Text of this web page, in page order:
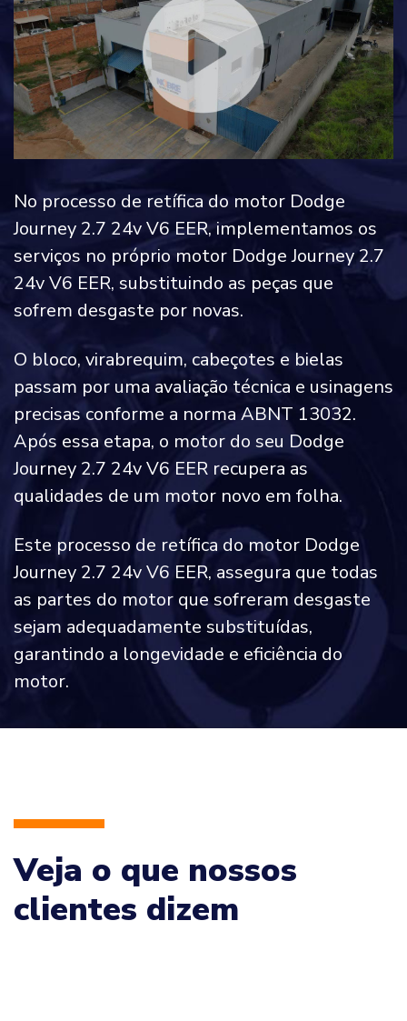
No processo de retífica do motor Dodge
Journey 2.7 24v V6 EER, implementamos os
serviços no próprio motor Dodge Journey 2.7
24v V6 EER, substituindo as peças que
sofrem desgaste por novas.
O bloco, virabrequim, cabeçotes e bielas
passam por uma avaliação técnica e usinagens
precisas conforme a norma ABNT 13032.
Após essa etapa, o motor do seu Dodge
Journey 2.7 24v V6 EER recupera as
qualidades de um motor novo em folha.
Este processo de retífica do motor Dodge
Journey 2.7 24v V6 EER, assegura que todas
as partes do motor que sofreram desgaste
sejam adequadamente substituídas,
garantindo a longevidade e eficiência do
motor.
Veja o que nossos
clientes dizem